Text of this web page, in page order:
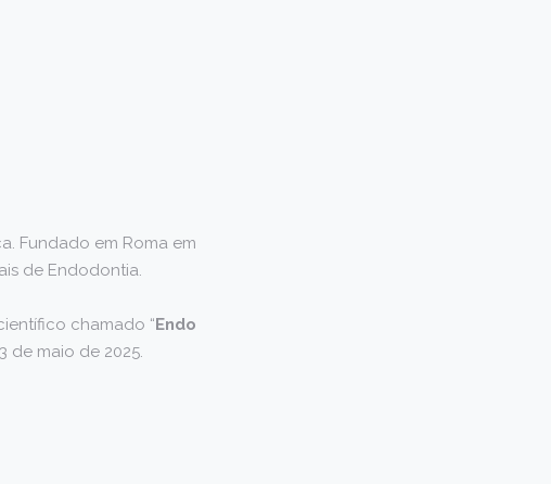
Fundado em Roma em
de Endodontia.
chamado “Endo
de maio de 2025.